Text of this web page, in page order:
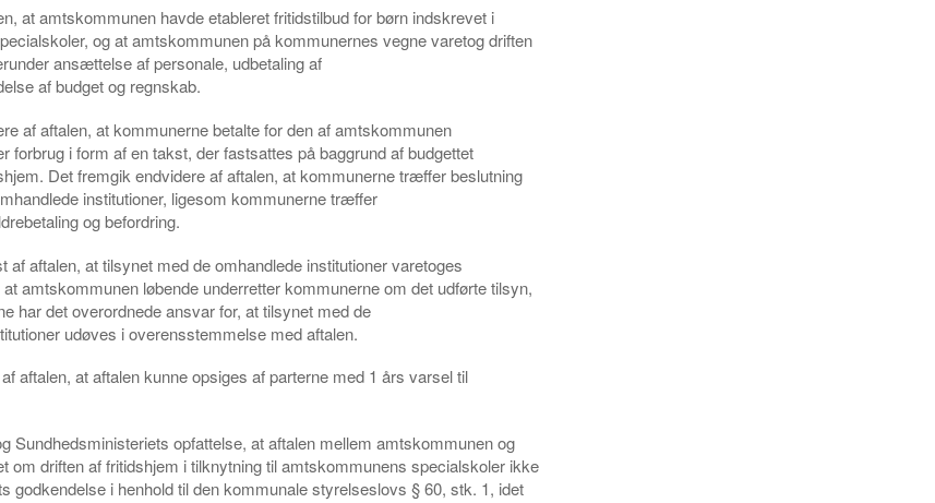
at amtskommunen havde etableret fritidstilbud for børn indskrevet i
og at amtskommunen på kommunernes vegne varetog driften
ansættelse af personale, udbetaling af
af budget og regnskab.
af aftalen, at kommunerne betalte for den af amtskommunen
forbrug i form af en takst, der fastsattes på baggrund af budgettet
Det fremgik endvidere af aftalen, at kommunerne træffer beslutning
institutioner, ligesom kommunerne træffer
og befordring.
aftalen, at tilsynet med de omhandlede institutioner varetoges
amtskommunen løbende underretter kommunerne om det udførte tilsyn,
har det overordnede ansvar for, at tilsynet med de
udøves i overensstemmelse med aftalen.
aftalen, at aftalen kunne opsiges af parterne med 1 års varsel til
Sundhedsministeriets opfattelse, at aftalen mellem amtskommunen og
om driften af fritidshjem i tilknytning til amtskommunens specialskoler ikke
godkendelse i henhold til den kommunale styrelseslovs § 60, stk. 1, idet